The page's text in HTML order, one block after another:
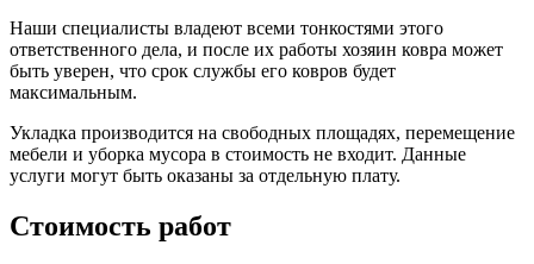
Наши специалисты владеют всеми тонкостями этого
ответственного дела, и после их работы хозяин ковра может
быть уверен, что срок службы его ковров будет
максимальным.
Укладка производится на свободных площадях, перемещение
мебели и уборка мусора в стоимость не входит. Данные
услуги могут быть оказаны за отдельную плату.
Стоимость работ